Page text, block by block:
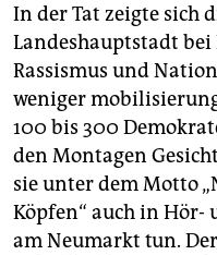
In der Tat zeigte sich
Landeshauptstadt bei
Rassismus und
weniger
100 bis 300
den Montagen
sie unter dem Motto
Köpfen“ auch in Hör-
am Neumarkt tun.